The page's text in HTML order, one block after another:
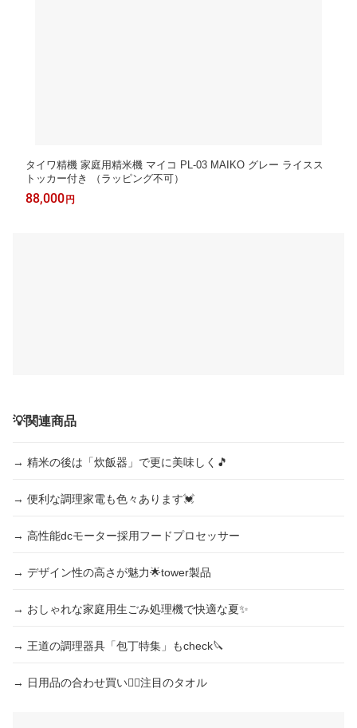
タイワ精機 家庭用精米機 マイコ PL-03 MAIKO グレー ライスス
トッカー付き （ラッピング不可）
88,000円
💡関連商品
→ 精米の後は「炊飯器」で更に美味しく🎵
→ 便利な調理家電も色々あります💓
→ 高性能dcモーター採用フードプロセッサー
→ デザイン性の高さが魅力🌟tower製品
→ おしゃれな家庭用生ごみ処理機で快適な夏✨
→ 王道の調理器具「包丁特集」もcheck🔪
→ 日用品の合わせ買い🙆‍♀️注目のタオル